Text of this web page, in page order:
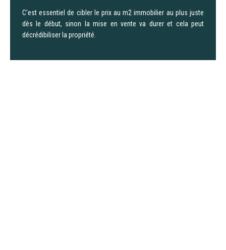
C’est essentiel de cibler le prix au m2 immobilier au plus juste
dès le début, sinon la mise en vente va durer et cela peut
décrédibiliser la propriété.